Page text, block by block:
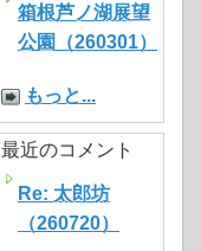
箱根芦ノ湖展望
公園（260301）
もっと...
最近のコメント
Re: 太郎坊
（260720）